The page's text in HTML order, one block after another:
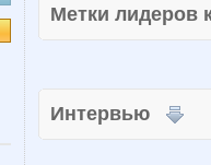
Метки
Интервью